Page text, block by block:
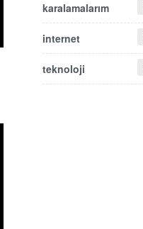
karalamalarım
internet
teknoloji